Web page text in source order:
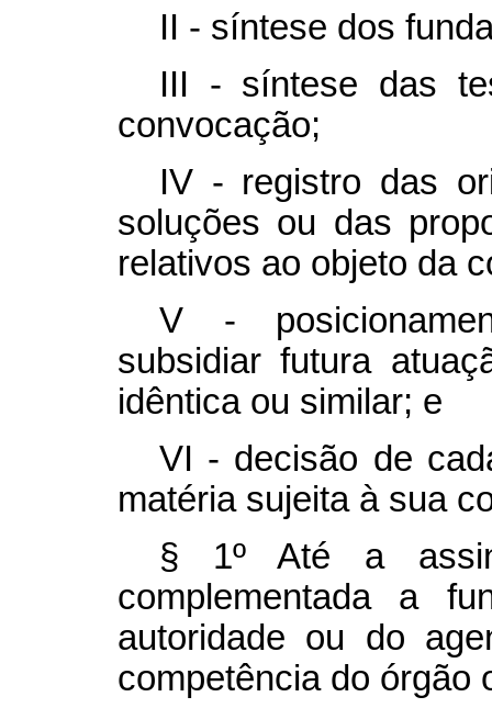
II - síntese dos
III - síntese das
convocação;
IV - registro das
soluções ou das
relativos ao objeto da
V -
subsidiar futura
idêntica ou similar; e
VI - decisão de
matéria sujeita à sua
§ 1º Até a
complementada a
autoridade ou do
competência do órgão